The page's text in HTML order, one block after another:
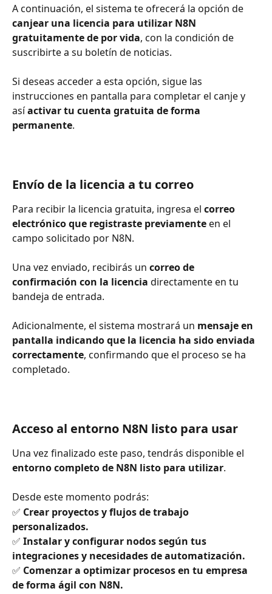
A continuación, el sistema te ofrecerá la opción de
canjear una licencia para utilizar N8N
gratuitamente de por vida, con la condición de
suscribirte a su boletín de noticias.
Si deseas acceder a esta opción, sigue las
instrucciones en pantalla para completar el canje y
así activar tu cuenta gratuita de forma
permanente.
Envío de la licencia a tu correo
Para recibir la licencia gratuita, ingresa el correo
electrónico que registraste previamente en el
campo solicitado por N8N.
Una vez enviado, recibirás un correo de
confirmación con la licencia directamente en tu
bandeja de entrada.
Adicionalmente, el sistema mostrará un mensaje en
pantalla indicando que la licencia ha sido enviada
correctamente, confirmando que el proceso se ha
completado.
Acceso al entorno N8N listo para usar
Una vez finalizado este paso, tendrás disponible el
entorno completo de N8N listo para utilizar.
Desde este momento podrás:
✅ Crear proyectos y flujos de trabajo
personalizados.
✅ Instalar y configurar nodos según tus
integraciones y necesidades de automatización.
✅ Comenzar a optimizar procesos en tu empresa
de forma ágil con N8N.